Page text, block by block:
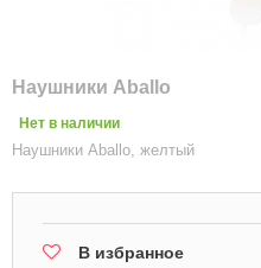
Наушники Aballo
Нет в наличии
Наушники Aballo, желтый
В избранное